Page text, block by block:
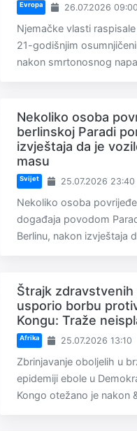
Evropa 26.07.2026 09:00
Njemačke vlasti
21-godišnjim
nakon smrtonosnog
Nekoliko osoba
berlinskoj Paradi
izvještaja da je
masu
Svijet 25.07.2026 23:40
Nekoliko osoba
događaja povodom
Berlinu, nakon izvještaja
Štrajk zdravstvenih
usporio borbu
Kongu: Traže
Afrika 25.07.2026 13:10
Zbrinjavanje oboljelih u
epidemiji ebole u
Kongo otežano je nakon